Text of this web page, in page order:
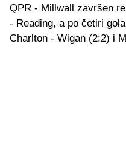
QPR - Millwall završen
- Reading, a po četiri
Charlton - Wigan (2:2) i